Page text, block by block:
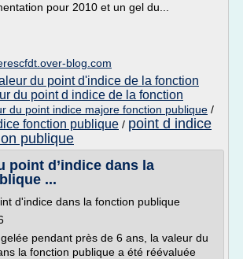
pour 2010 et un gel du...
blog.com
du point d'indice de la fonction
du point d indice de la fonction
du point indice majore fonction publique /
fonction publique / point d indice
publique
point d’indice dans la
...
d'indice dans la fonction publique
pendant près de 6 ans, la valeur du
la fonction publique a été réévaluée